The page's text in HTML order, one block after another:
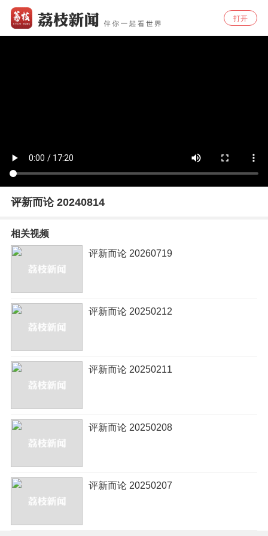
打开
评新而论 20240814
相关视频
评新而论 20260719
评新而论 20250212
评新而论 20250211
评新而论 20250208
评新而论 20250207